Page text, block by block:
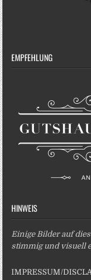
EMPFEHLUNG
HINWEIS
Einige Bilder auf
stimmig und visuell
IMPRESSUM/